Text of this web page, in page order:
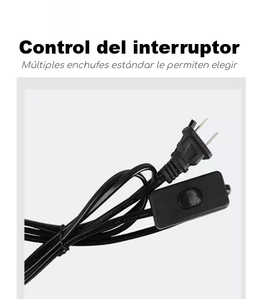
Control del interruptor
Múltiples enchufes estándar le permiten elegir